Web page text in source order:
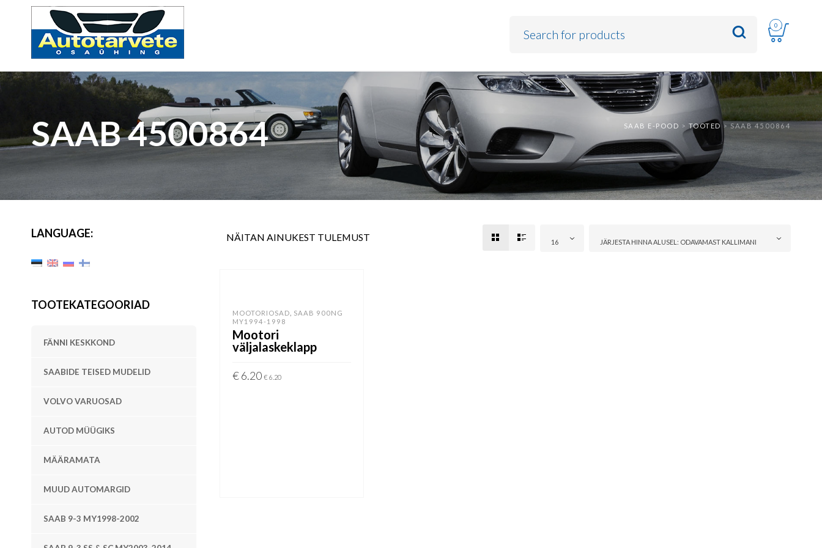
0
SAAB E-POOD > TOOTED>SAAB 4500864
SAAB 4500864
LANGUAGE:
TOOTEKATEGOORIAD
FÄNNI KESKKOND
SAABIDE TEISED MUDELID
VOLVO VARUOSAD
AUTOD MÜÜGIKS
MÄÄRAMATA
MUUD AUTOMARGID
SAAB 9-3 MY1998-2002
NÄITAN AINUKEST TULEMUST 16 JÄRJESTA HINNA ALUSEL: ODAVAMAST KALLIMANI
MOOTORIOSAD, SAAB 900NG
MY1994-1998
Mootori
väljalaskeklapp
€6.20 € 6.20